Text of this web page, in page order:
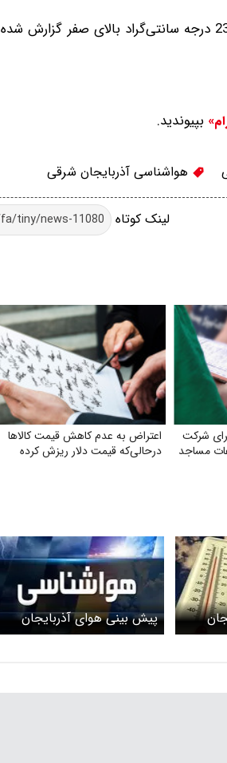
وی در پایان گفت: دمای فعلی تبریز در ساعت 8:45 صبح 23 درجه
بپیوندید.
هواشناسی آذربایجان شرقی
لینک کوتاه
شرکت
مساجد
اعتراض به عدم کاهش‌ قیمت کالاها
درحالی‌که قیمت دلار ریزش کرده
شرقی فردا 4 فروردین 1405/
پیش بینی هوای آذربایجان
شرقی فردا شنبه ۱۱ بهمن ۱۴۰۴/